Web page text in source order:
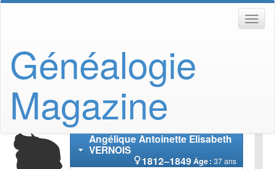
Généalogie
Magazine
Angélique Antoinette Elisabeth
VERNOIS
1812–1849 Âge : 37 ans